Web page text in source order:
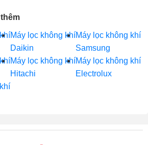
Máy lọc không khí
Daikin
Máy lọc không khí
Samsung
Máy lọc không khí
Hitachi
Máy lọc không khí
Electrolux